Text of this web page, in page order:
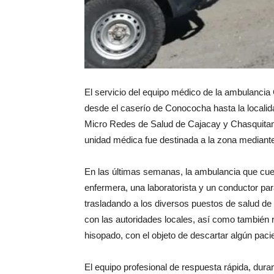
El servicio del equipo médico de la
desde el caserío de Conococha hasta la
Micro Redes de Salud de Cajacay y
unidad médica fue destinada a la zona
En las últimas semanas, la ambulancia que
enfermera, una laboratorista y un conductor
trasladando a los diversos puestos de salud
con las autoridades locales, así como
hisopado, con el objeto de descartar algún
El equipo profesional de respuesta rápida,